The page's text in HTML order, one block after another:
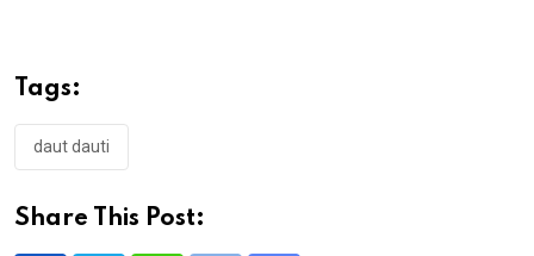
Tags:
daut dauti
Share This Post: